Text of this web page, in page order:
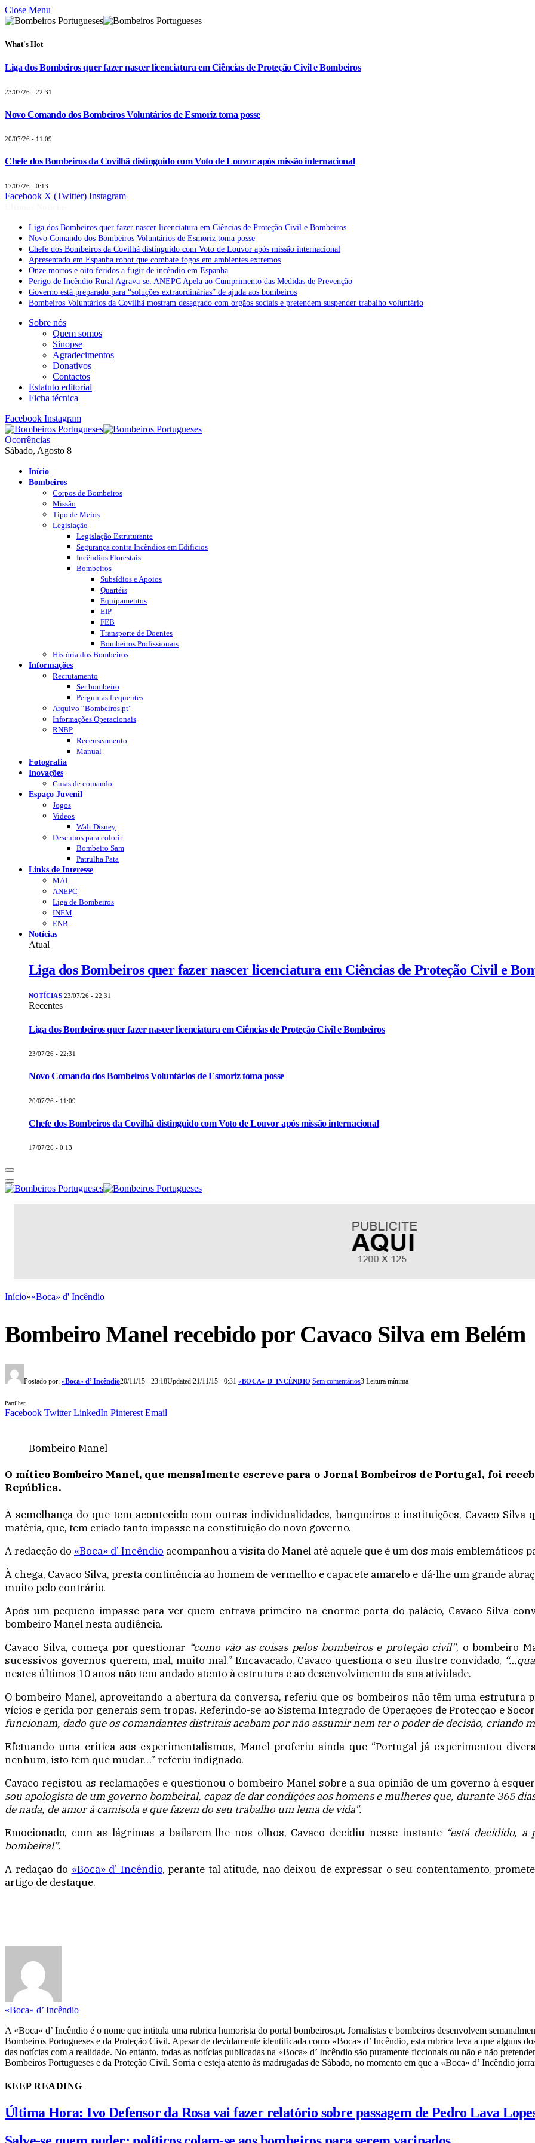
Close Menu
What's Hot
Liga dos Bombeiros quer fazer nascer licenciatura em Ciências de Proteção Civil e Bombeiros
23/07/26 - 22:31
Novo Comando dos Bombeiros Voluntários de Esmoriz toma posse
20/07/26 - 11:09
Chefe dos Bombeiros da Covilhã distinguido com Voto de Louvor após missão internacional
17/07/26 - 0:13
Facebook X (Twitter) Instagram
Liga dos Bombeiros quer fazer nascer licenciatura em Ciências de Proteção Civil e Bombeiros
Novo Comando dos Bombeiros Voluntários de Esmoriz toma posse
Chefe dos Bombeiros da Covilhã distinguido com Voto de Louvor após missão internacional
Apresentado em Espanha robot que combate fogos em ambientes extremos
Onze mortos e oito feridos a fugir de incêndio em Espanha
Perigo de Incêndio Rural Agrava-se: ANEPC Apela ao Cumprimento das Medidas de Prevenção
Governo está preparado para “soluções extraordinárias” de ajuda aos bombeiros
Bombeiros Voluntários da Covilhã mostram desagrado com órgãos sociais e pretendem suspender trabalho voluntário
Sobre nós
Quem somos
Sinopse
Agradecimentos
Donativos
Contactos
Estatuto editorial
Ficha técnica
Facebook Instagram
Ocorrências
Sábado, Agosto 8
Início
Bombeiros
Corpos de Bombeiros
Missão
Tipo de Meios
Legislação
Legislação Estruturante
Segurança contra Incêndios em Edificios
Incêndios Florestais
Bombeiros
Subsídios e Apoios
Quartéis
Equipamentos
EIP
FEB
Transporte de Doentes
Bombeiros Profissionais
História dos Bombeiros
Informações
Recrutamento
Ser bombeiro
Perguntas frequentes
Arquivo “Bombeiros.pt”
Informações Operacionais
RNBP
Recenseamento
Manual
Fotografia
Inovações
Guias de comando
Espaço Juvenil
Jogos
Videos
Walt Disney
Desenhos para colorir
Bombeiro Sam
Patrulha Pata
Links de Interesse
MAI
ANEPC
Liga de Bombeiros
INEM
ENB
Notícias
Atual
Liga dos Bombeiros quer fazer nascer licenciatura em Ciências de Proteção Civil e
NOTÍCIAS 23/07/26 - 22:31
Recentes
Liga dos Bombeiros quer fazer nascer licenciatura em Ciências de Proteção Civil e Bombeiros
23/07/26 - 22:31
Novo Comando dos Bombeiros Voluntários de Esmoriz toma posse
20/07/26 - 11:09
Chefe dos Bombeiros da Covilhã distinguido com Voto de Louvor após missão internacional
17/07/26 - 0:13
Início»«Boca» d' Incêndio
Bombeiro Manel recebido por Cavaco Silva em Belém
Postado por: «Boca» d’ Incêndio20/11/15 - 23:18Updated:21/11/15 - 0:31 «BOCA» D' INCÊNDIO Sem comentários3 Leitura mínima
Partilhar
Facebook Twitter LinkedIn Pinterest Email
Bombeiro Manel
O mítico Bombeiro Manel, que mensalmente escreve para o Jornal Bombeiros de Portugal, foi
República.
À semelhança do que tem acontecido com outras individualidades, banqueiros e instituições, Cavaco
matéria, que, tem criado tanto impasse na constituição do novo governo.
A redacção do «Boca» d’ Incêndio acompanhou a visita do Manel até aquele que é um dos mais emblemáticos
À chega, Cavaco Silva, presta continência ao homem de vermelho e capacete amarelo e dá-lhe um grande
muito pelo contrário.
Após um pequeno impasse para ver quem entrava primeiro na enorme porta do palácio, Cavaco Silva
bombeiro Manel nesta audiência.
Cavaco Silva, começa por questionar “como vão as coisas pelos bombeiros e proteção civil”, o bombeiro
sucessivos governos querem, mal, muito mal.” Encavacado, Cavaco questiona o seu ilustre convidado,
nestes últimos 10 anos não tem andado atento à estrutura e ao desenvolvimento da sua atividade.
O bombeiro Manel, aproveitando a abertura da conversa, referiu que os bombeiros não têm uma estrutura
vícios e gerida por generais sem tropas. Referindo-se ao Sistema Integrado de Operações de Protecção e
funcionam, dado que os comandantes distritais acabam por não assumir nem ter o poder de decisão, criando
Efetuando uma critica aos experimentalismos, Manel proferiu ainda que “Portugal já experimentou
nenhum, isto tem que mudar…” referiu indignado.
Cavaco registou as reclamações e questionou o bombeiro Manel sobre a sua opinião de um governo à
sou apologista de um governo bombeiral, capaz de dar condições aos homens e mulheres que, durante 365
de nada, de amor à camisola e que fazem do seu trabalho um lema de vida”.
Emocionado, com as lágrimas a bailarem-lhe nos olhos, Cavaco decidiu nesse instante “está decidido,
bombeiral”.
A redação do «Boca» d’ Incêndio, perante tal atitude, não deixou de expressar o seu contentamento,
artigo de destaque.
«Boca» d’ Incêndio
A «Boca» d’ Incêndio é o nome que intitula uma rubrica humorista do portal bombeiros.pt. Jornalistas e bombeiros desenvolvem
Bombeiros Portugueses e da Proteção Civil. Apesar de devidamente identificada como «Boca» d’ Incêndio, esta rubrica leva a que alguns
das notícias com a realidade. No entanto, todas as notícias publicadas na «Boca» d’ Incêndio são puramente ficcionais ou não e não
Bombeiros Portugueses e da Proteção Civil. Sorria e esteja atento às madrugadas de Sábado, no momento em que a «Boca» d’ Incêndio
KEEP READING
Última Hora: Ivo Defensor da Rosa vai fazer relatório sobre passagem de Pedro Lava